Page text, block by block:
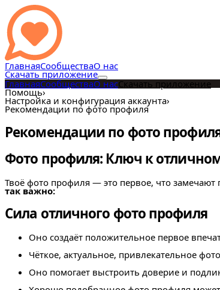
ГлавнаяСообществаО нас
Скачать приложение
ГлавнаяСообществаО насСкачать приложение
Помощь›
Настройка и конфигурация аккаунта›
Рекомендации по фото профиля
Рекомендации по фото
Фото профиля: Ключ к
Твоё фото профиля — это первое, что
так важно:
Сила отличного фото профиля
Оно создаёт положительное первое
Чёткое, актуальное, привлекательное
Оно помогает выстроить доверие и